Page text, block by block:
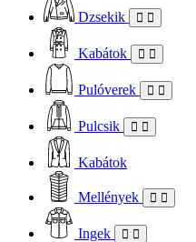
Dzsekik
Kabátok
Pulóverek
Pulcsik
Kabátok
Mellények
Ingek